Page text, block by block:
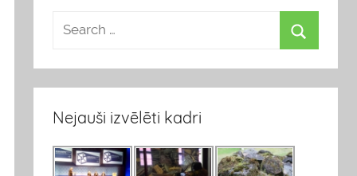
Nejauši izvēlēti kadri